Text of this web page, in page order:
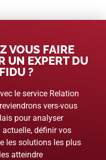
VOUS FAIRE
UN EXPERT DU
?
le service Relation
vers-vous
pour analyser
définir vos
les solutions les plus
atteindre